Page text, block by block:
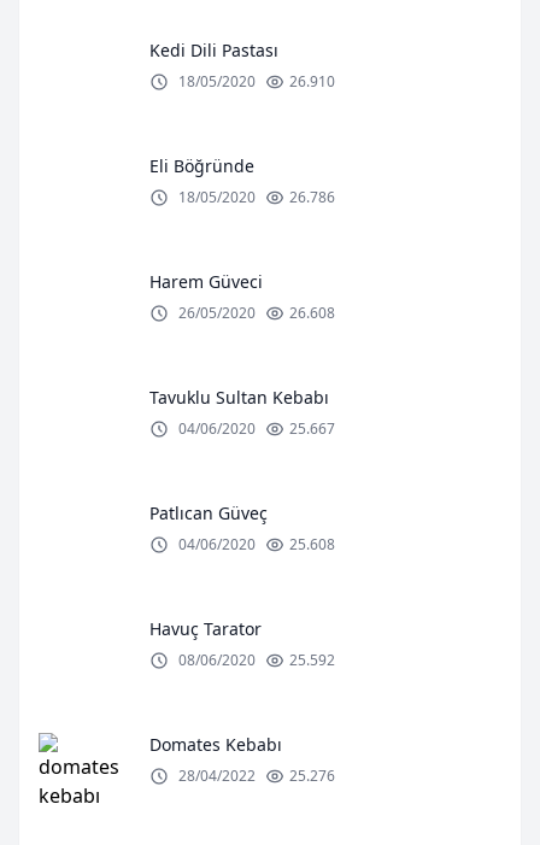
Kedi Dili Pastası
18/05/2020 26.910
Eli Böğründe
18/05/2020 26.786
Harem Güveci
26/05/2020 26.608
Tavuklu Sultan Kebabı
04/06/2020 25.667
Patlıcan Güveç
04/06/2020 25.608
Havuç Tarator
08/06/2020 25.592
Domates Kebabı
28/04/2022 25.276